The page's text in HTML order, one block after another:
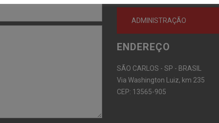
ADMINISTRAÇÃO
ENDEREÇO
SÃO CARLOS - SP - BRASIL
Via Washington Luiz, km 235
CEP: 13565-905